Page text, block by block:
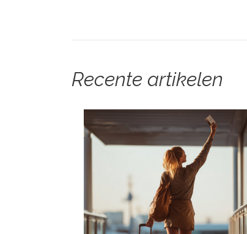
Recente artikelen